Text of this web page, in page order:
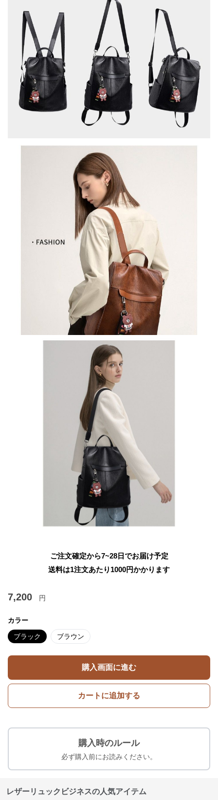
ご注文確定から7~28日でお届け予定
送料は1注文あたり 1000円かかります
7,200 円
カラー
ブラック ブラウン
購入画面に進む
カートに追加する
購入時のルール
必ず購入前にお読みください。
レザーリュックビジネスの人気アイテム